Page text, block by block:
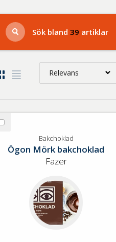
Sök bland 39 artiklar
Relevans
Nyaste
Benämning A-Ö
Artikelnummer
GTIN
Med bild först
Välj
BakchokladBakchoklad
Ögon Mörk bakchoklad
Fazer